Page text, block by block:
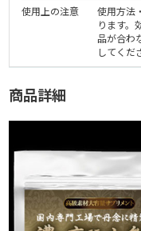
使用上の注意
使用方法
ります。
品が合わ
してくだ
商品詳細